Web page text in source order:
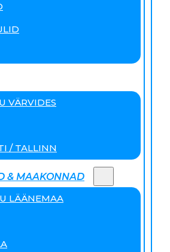
VÄRVIDES
/ TALLINN
& MAAKONNAD
LÄÄNEMAA